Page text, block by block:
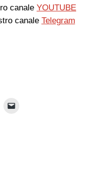
canale YOUTUBE
canale Telegram